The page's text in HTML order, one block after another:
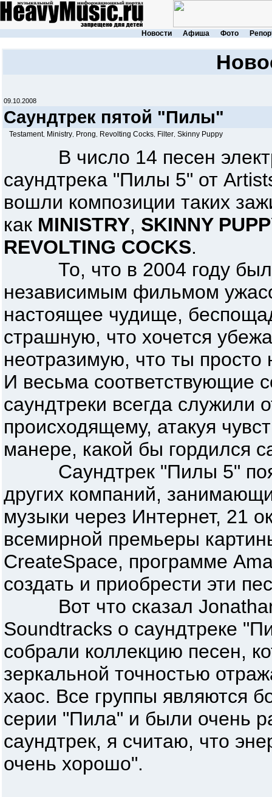
Новости Афиша Фото
09.10.2008
Саундтрек пятой "Пилы"
Testament, Ministry Prong Revolting Cocks Filter Skinny Puppy
В число 14 песен
саундтрека "Пилы 5" от
вошли композиции таких
как MINISTRY, SKINNY
REVOLTING COCKS.
То, что в 2004 году
независимым фильмом
настоящее чудище,
страшную, что хочется
неотразимую, что ты просто
И весьма соответствующие
саундтреки всегда служили
происходящему, атакуя
манере, какой бы гордился
Саундтрек "Пилы 5"
других компаний,
музыки через Интернет, 21
всемирной премьеры
CreateSpace, программе
создать и приобрести эти
Вот что сказал Jonathan
Soundtracks о саундтреке
собрали коллекцию песен,
зеркальной точностью
хаос. Все группы являются
серии "Пила" и были очень
саундтрек, я считаю, что
очень хорошо".